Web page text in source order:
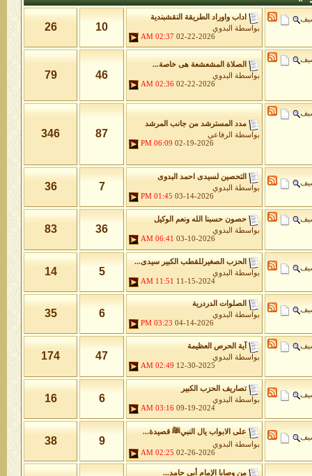
اداب واوراد الطريقة النقشبندية
بواسطة
البدوي
02-22-2026
02:37 AM
10
26
الصلاة المشعشعة هى خاصة...
بواسطة
البدوي
02-22-2026
02:36 AM
46
79
مدد المسترشد من جانب المرشد
بواسطة
الرفاعي
02-19-2026
06:09 PM
87
346
التحصين لسيدى احمد البدوى
بواسطة
البدوي
03-14-2026
01:45 PM
7
36
حصون حسبنا الله ونعم الوكيل
بواسطة
البدوي
03-10-2026
06:41 AM
36
83
الحزب الصغيرللقطب الكبير سيدى...
بواسطة
البدوي
11-15-2024
11:51 AM
5
14
الصلوات الدردرية
بواسطة
البدوي
04-14-2026
03:23 PM
6
35
آية الحرص العظيمة
بواسطة
البدوي
12-30-2025
02:49 AM
47
174
تصاريف الحزب الكبير
بواسطة
البدوي
09-19-2024
03:16 AM
6
16
على الابواب يال النبيﷺ قصيدة...
بواسطة
البدوي
02-26-2026
02:25 AM
9
38
من وصايا الإمام أبي حامد...